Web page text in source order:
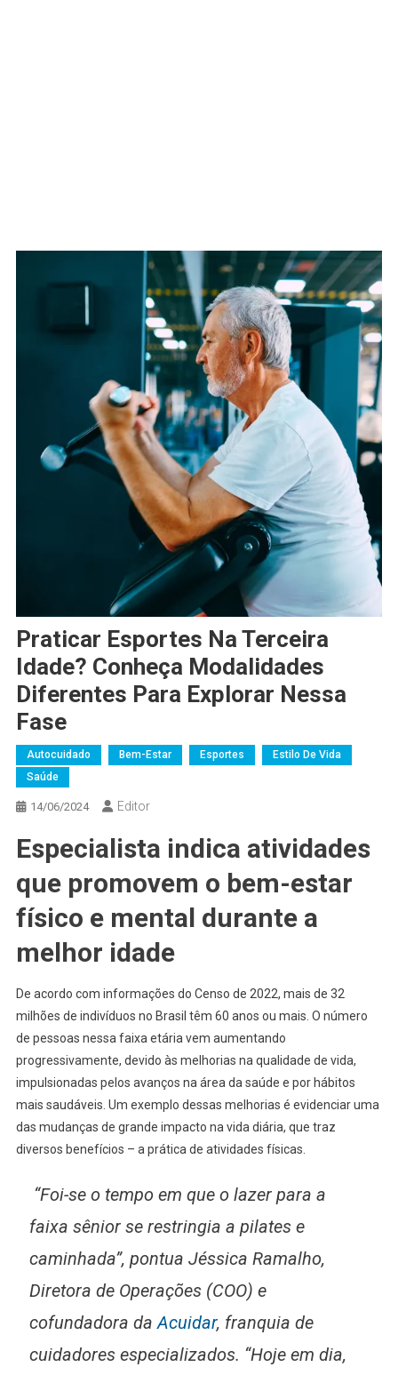
Praticar Esportes Na Terceira
Idade? Conheça Modalidades
Diferentes Para Explorar Nessa
Fase
Autocuidado Bem-Estar Esportes
Estilo De Vida
Saúde
14/06/2024 Editor
Especialista indica atividades
que promovem o bem-estar
físico e mental durante a
melhor idade
De acordo com informações do Censo de 2022, mais de 32
milhões de indivíduos no Brasil têm 60 anos ou mais. O número
de pessoas nessa faixa etária vem aumentando
progressivamente, devido às melhorias na qualidade de vida,
impulsionadas pelos avanços na área da saúde e por hábitos
mais saudáveis. Um exemplo dessas melhorias é evidenciar uma
das mudanças de grande impacto na vida diária, que traz
diversos benefícios – a prática de atividades físicas.
“Foi-se o tempo em que o lazer para a
faixa sênior se restringia a pilates e
caminhada”, pontua Jéssica Ramalho,
Diretora de Operações (COO) e
cofundadora daAcuidar, franquia de
cuidadores especializados. “Hoje em dia,